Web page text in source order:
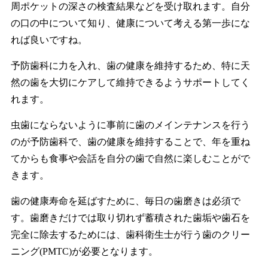
周ポケットの深さの検査結果などを受け取れます。自分
の口の中について知り、健康について考える第一歩にな
れば良いですね。
予防歯科に力を入れ、歯の健康を維持するため、特に天
然の歯を大切にケアして維持できるようサポートしてく
れます。
虫歯にならないように事前に歯のメインテナンスを行う
のが予防歯科で、歯の健康を維持することで、年を重ね
てからも食事や会話を自分の歯で自然に楽しむことがで
きます。
歯の健康寿命を延ばすために、毎日の歯磨きは必須で
す。歯磨きだけでは取り切れず蓄積された歯垢や歯石を
完全に除去するためには、歯科衛生士が行う歯のクリー
ニング(PMTC)が必要となります。